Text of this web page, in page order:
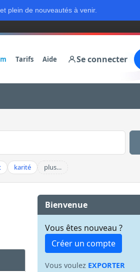
plein de nouveautés à venir.
Tarifs Aide Se connecter
karité plus…
Bienvenue
Vous êtes nouveau ?
Créer un compte
Vous voulez EXPORTER